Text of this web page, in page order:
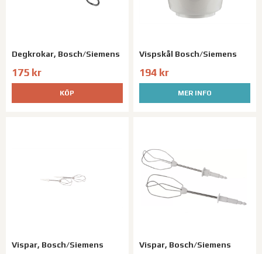
Degkrokar, Bosch/Siemens
175 kr
KÖP
Vispskål Bosch/Siemens
194 kr
MER INFO
Vispar, Bosch/Siemens Vispar, Bosch/Siemens